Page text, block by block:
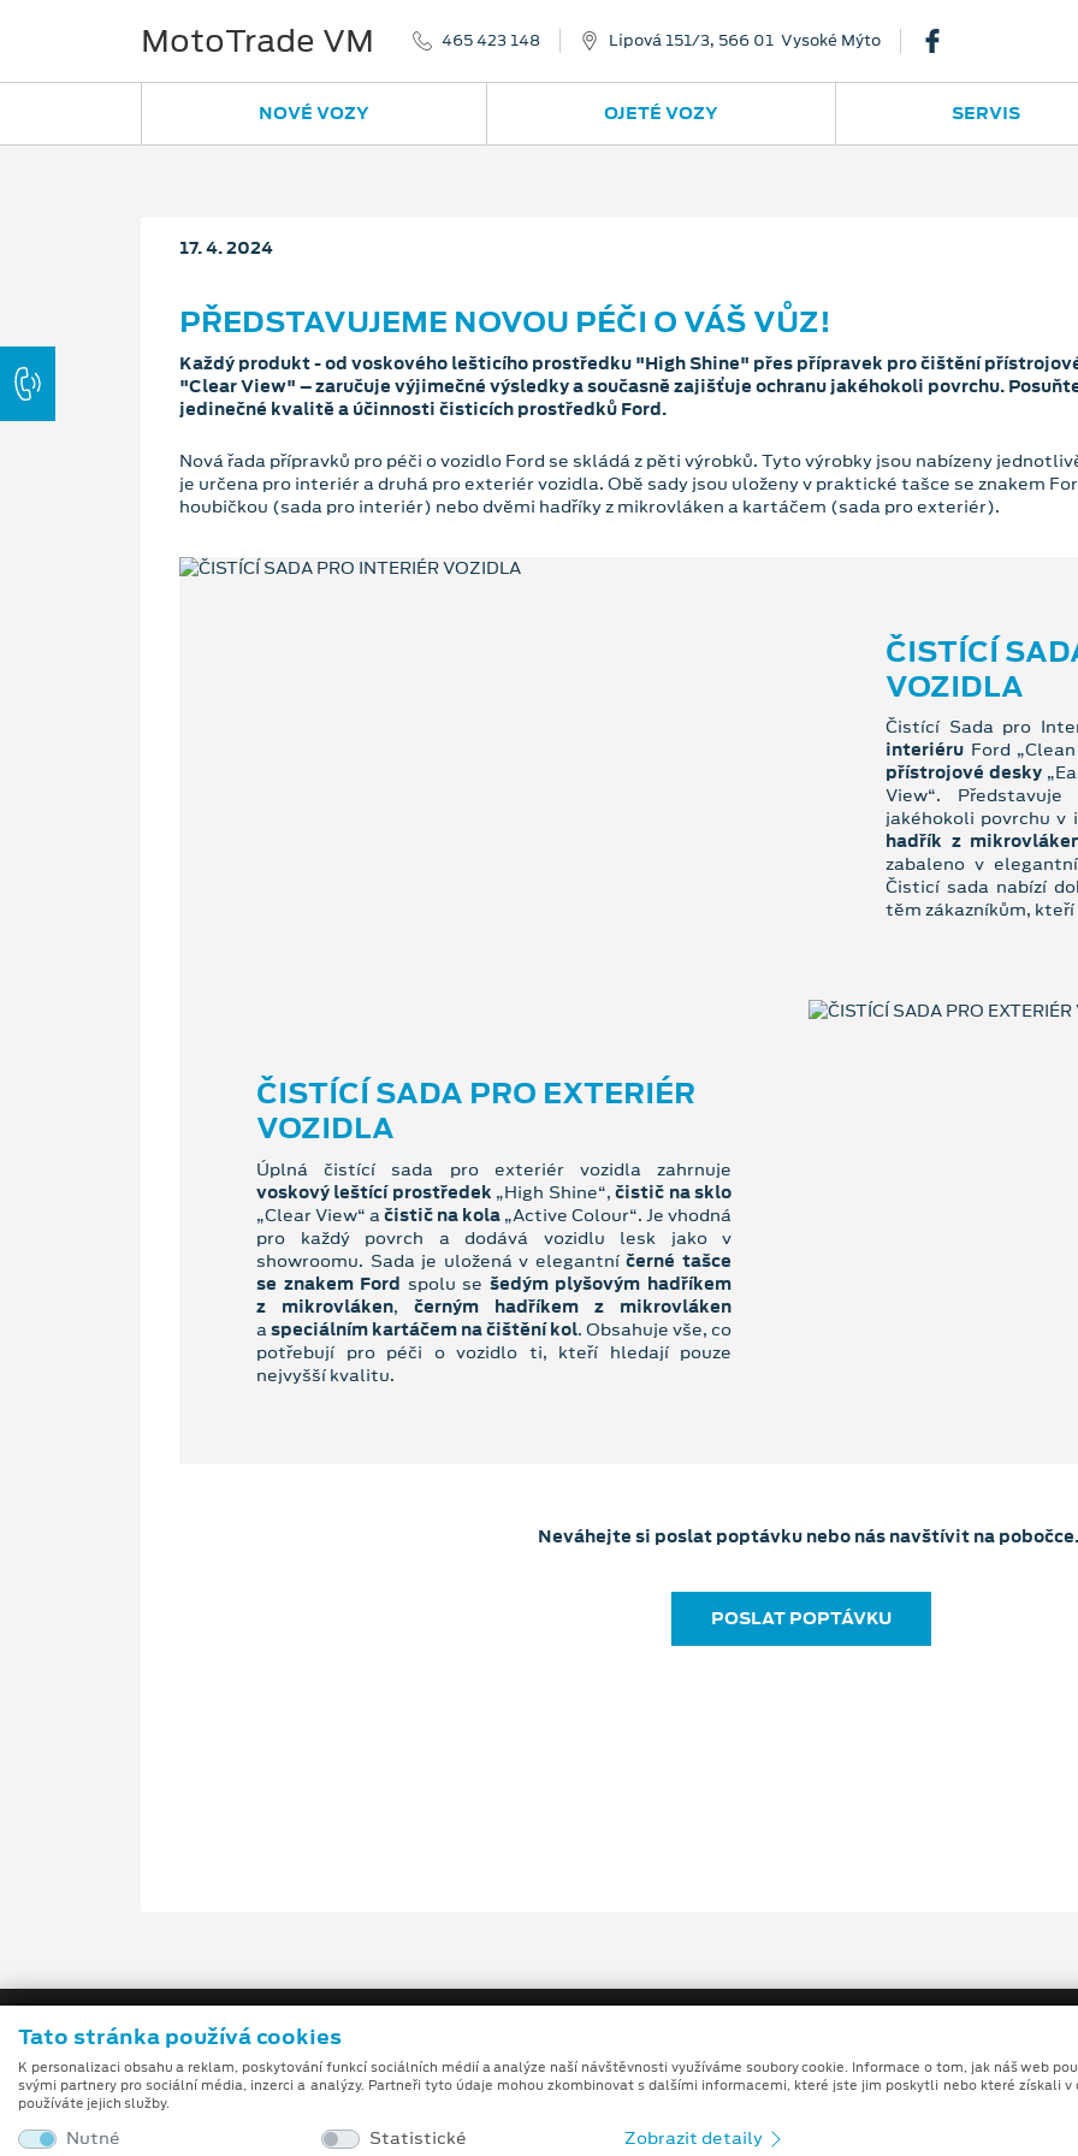
MotoTrade VM 465 423 148 Lipová 151/3, 566 01 Vysoké Mýto
NOVÉ VOZY OJETÉ VOZY SERVIS
17. 4. 2024
PŘEDSTAVUJEME NOVOU PÉČI O VÁŠ VŮZ!
Každý produkt - od voskového lešticího prostředku "High Shine" přes přípravek pro čištění
"Clear View" – zaručuje výjimečné výsledky a současně zajišťuje ochranu jakéhokoli povrchu.
jedinečné kvalitě a účinnosti čisticích prostředků Ford.
Nová řada přípravků pro péči o vozidlo Ford se skládá z pěti výrobků. Tyto výrobky jsou nabízeny
je určena pro interiér a druhá pro exteriér vozidla. Obě sady jsou uloženy v praktické tašce se znakem
houbičkou (sada pro interiér) nebo dvěmi hadříky z mikrovláken a kartáčem (sada pro exteriér).
ČISTÍCÍ
VOZIDLA
Čistící Sada pro
interiéru Ford
přístrojové desky
View“.
jakéhokoli povrchu
hadřík z
zabaleno v
Čisticí sada nabízí
těm zákazníkům,
ČISTÍCÍ SADA PRO EXTERIÉR
VOZIDLA
Úplná čistící sada pro exteriér vozidla zahrnuje
voskový leštící prostředek „High Shine“,čistič na sklo
„Clear View“ a čistič na kola „Active Colour“. Je vhodná
pro každý povrch a dodává vozidlu lesk jako v
showroomu. Sada je uložená v elegantníčerné tašce
se znakem Ford spolu se šedým plyšovým hadříkem
z mikrovláken, černým hadříkem z mikrovláken
a speciálním kartáčem na čištění kol. Obsahuje vše, co
potřebují pro péči o vozidlo ti, kteří hledají pouze
nejvyšší kvalitu.
Neváhejte si poslat poptávku nebo nás navštívit na pobočce.
POSLAT POPTÁVKU
Obchodní podmínky
Ochrana osobních údajů
Tato stránka používá cookies
K personalizaci obsahu a reklam, poskytování funkcí sociálních médií a analýze naší návštěvnosti využíváme soubory cookie. Informace o tom, jak náš web
svými partnery pro sociální média, inzerci a analýzy. Partneři tyto údaje mohou zkombinovat s dalšími informacemi, které jste jim poskytli nebo které získali v
používáte jejich služby.
Nutné Statistické Zobrazit detaily